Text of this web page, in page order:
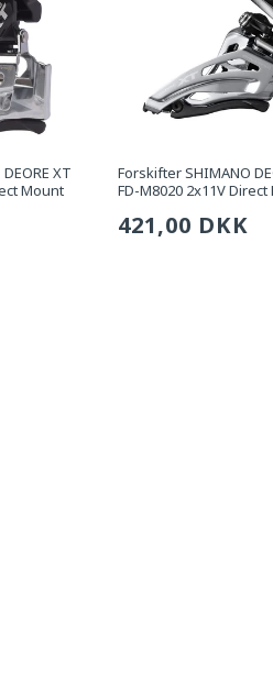
XT
Mount
Forskifter SHIMANO
FD-M8020 2x11V
Sædvanlig
421,00 DKK